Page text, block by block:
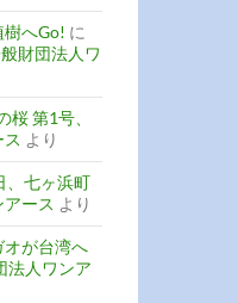
へGo! に
財団法人ワ
桜 第1号、
より
、七ヶ浜町
ース より
が台湾へ
法人ワンア